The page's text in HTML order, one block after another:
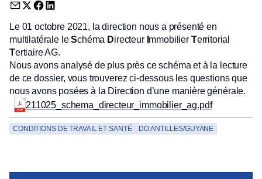
Envoyer par email (nouvelle fenêtre)
Partager sur Twitter (nouvelle fenêtre)
Partager sur Facebook (nouvelle fenêtre)
Partager sur LinkedIn (nouvelle fenêtre)
Le 01 octobre 2021, la direction nous a présenté en
multilatérale leSchéma Directeur mmobilier Territorial
Tertiaire AG.
Nous avons analysé de plus près ce schéma et à la lecture
de ce dossier, vous trouverez ci-dessous les questions que
nous avons posées à la Direction d’une manière générale.
211025_schema_directeur_immobilier_ag.pdf
CONDITIONS DE TRAVAIL ET SANTÉ DO ANTILLES/GUYANE